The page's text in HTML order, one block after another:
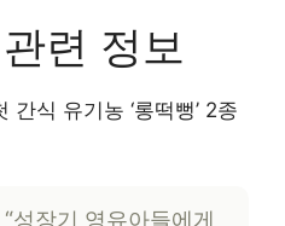
련 정보
식 유기농 ‘롱떡뻥’ 2종
성장기 영유아들에게